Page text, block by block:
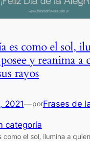
es como el sol,
y reanima a
rayos
2021—porFrases de
categoría
como el sol, ilumina a